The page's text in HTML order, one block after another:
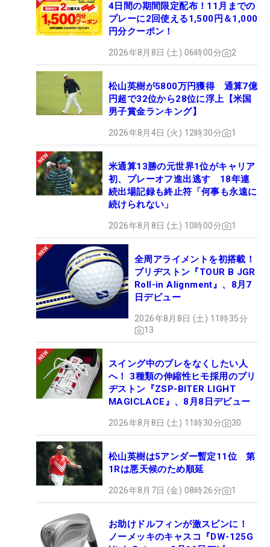
4日間の期間限定配布！11月までの
プレーに2回使える1,500円＆1,000
円分クーポン！
2026年8月8日 (土) 06時00分 2
松山英樹が5800万円獲得 通算7億
円超で32位から28位に浮上【米国
男子賞金ランキング】
2026年8月4日 (火) 12時30分 1
米通算13勝の元世界1位がキャリア
初、プレーオフ進出逃す 18年連
続出場記録も終止符「何事も永遠に
続けられない」
2026年8月8日 (土) 10時00分 1
全周アライメントを初搭載！
ブリヂストン『TOUR B JGR
Roll-in Alignment』、8月7
日デビュー
2026年8月8日 (土) 11時35分
13
スイング中のブレをなくしたい人
へ！ 3種類の伸縮性ヒモ採用のブリ
ヂストン『ZSP-BITER LIGHT
MAGICLACE』、8月8日デビュー
2026年8月8日 (土) 11時30分 30
松山英樹は5アンダー暫定11位 第
1Rは悪天候のため順延
2026年8月7日 (金) 08時26分 1
お助けドルフィンが激スピンに！
ノーメッキのキャスコ『DW-125G